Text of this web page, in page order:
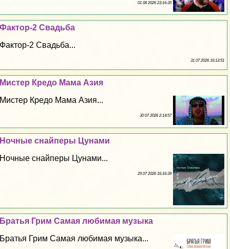
01 08 2026 23:16:35
Фактор-2 Свадьба
Фактор-2 Свадьба...
31 07 2026 16:13:51
Мистер Кредо Мама Азия
Мистер Кредо Мама Азия...
30 07 2026 2:14:57
Ночные снайперы Цунами
Ночные снайперы Цунами...
29 07 2026 16:16:39
Братья Грим Самая любимая музыка
Братья Грим Самая любимая музыка...